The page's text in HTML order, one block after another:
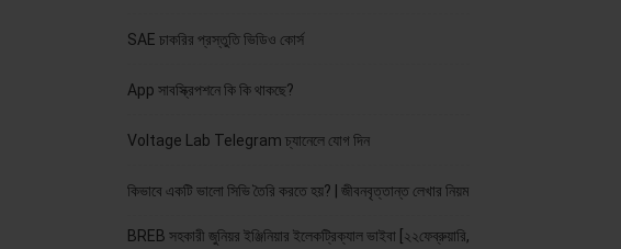
SAE চাকরির প্রস্তুতি ভিডিও কোর্স
App সাবস্ক্রিপশনে কি কি থাকছে?
Voltage Lab Telegram চ্যানেলে যোগ দিন
কিভাবে একটি ভালো সিভি তৈরি করতে হয়? | জীবনবৃত্তান্ত লেখার নিয়ম
BREB সহকারী জুনিয়র ইঞ্জিনিয়ার ইলেকট্রিক্যাল ভাইবা [২২ফেব্রুয়ারি,